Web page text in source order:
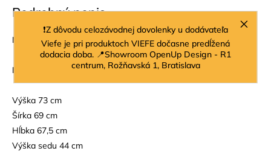
❗Z dôvodu celozávodnej dovolenky u dodávateľa
Viefe je pri produktoch VIEFE dočasne predĺžená
dodacia doba. 📍Showroom OpenUp Design - R1
centrum, Rožňavská 1, Bratislava
Podrobný popis
Materiál:100% polyester, buk, PU pena
Farba:
Výška 73 cm
Šírka 69 cm
Hĺbka 67,5 cm
Výška sedu 44 cm